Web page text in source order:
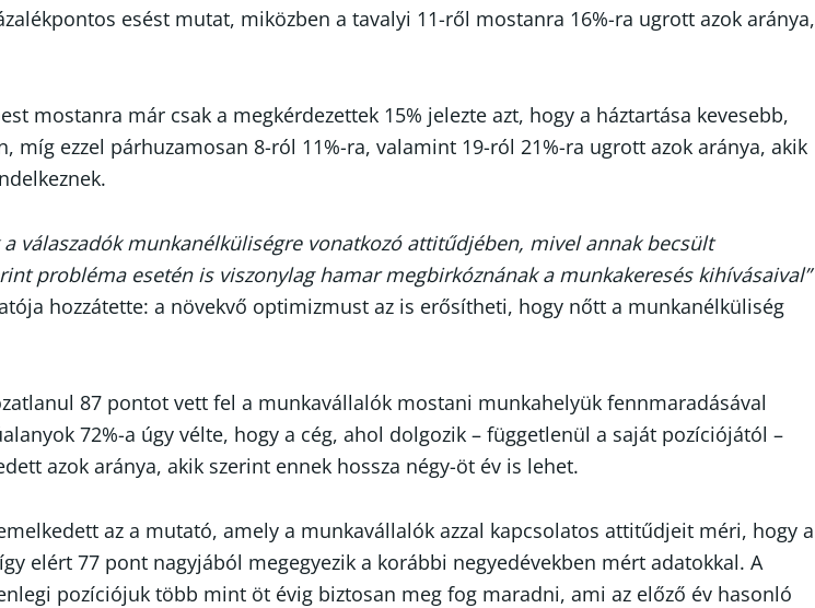
esést mutat, miközben a tavalyi 11-ről mostanra 16%-ra ugrott azok aránya,
mostanra már csak a megkérdezettek 15% jelezte azt, hogy a háztartása kevesebb,
ezzel párhuzamosan 8-ról 11%-ra, valamint 19-ról 21%-ra ugrott azok aránya, akik
válaszadók munkanélküliségre vonatkozó attitűdjében, mivel annak becsült
probléma esetén is viszonylag hamar megbirkóznának a munkakeresés kihívásaival”
hozzátette: a növekvő optimizmust az is erősítheti, hogy nőtt a munkanélküliség
87 pontot vett fel a munkavállalók mostani munkahelyük fennmaradásával
72%-a úgy vélte, hogy a cég, ahol dolgozik – függetlenül a saját pozíciójától –
azok aránya, akik szerint ennek hossza négy-öt év is lehet.
az a mutató, amely a munkavállalók azzal kapcsolatos attitűdjeit méri, hogy a
elért 77 pont nagyjából megegyezik a korábbi negyedévekben mért adatokkal. A
pozíciójuk több mint öt évig biztosan meg fog maradni, ami az előző év hasonló